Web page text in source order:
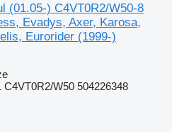
(01.05-) C4VT0R2/W50-8
Evadys, Axer, Karosa,
Eurorider (1999-)
W50 504226348